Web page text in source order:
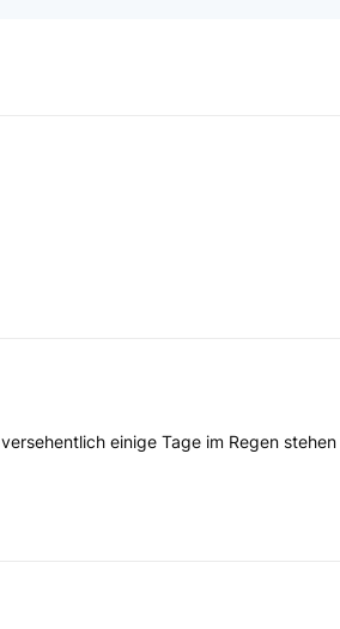
einige Tage im Regen